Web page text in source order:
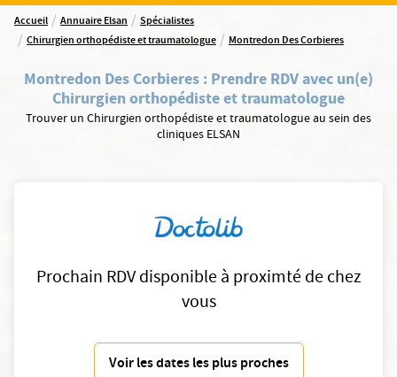
Accueil / Annuaire Elsan / Spécialistes
/ Chirurgien orthopédiste et traumatologue / Montredon Des Corbieres
Montredon Des Corbieres : Prendre RDV avec un(e)
Chirurgien orthopédiste et traumatologue
Trouver un Chirurgien orthopédiste et traumatologue au sein des
cliniques ELSAN
Prochain RDV disponible à proximté de chez
vous
Voir les dates les plus proches